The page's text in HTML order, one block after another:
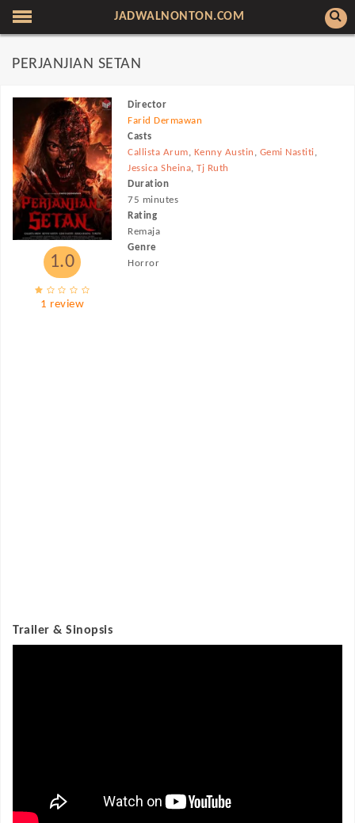
JADWALNONTON.COM
PERJANJIAN SETAN
1.0
1 review
Director
Farid Dermawan
Casts
Callista Arum, Kenny Austin , Gemi Nastiti,
Jessica Sheina,Tj Ruth
Duration
75 minutes
Rating
Remaja
Genre
Horror
Trailer & Sinopsis